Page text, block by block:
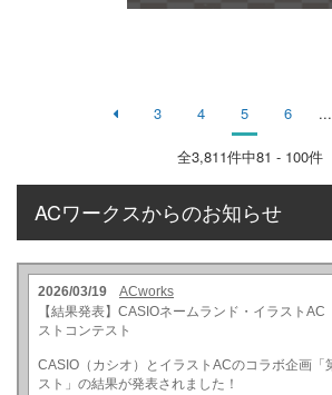
3 4 5 6 ...
全3,811件中81 - 100件
ACワークスからのお知らせ